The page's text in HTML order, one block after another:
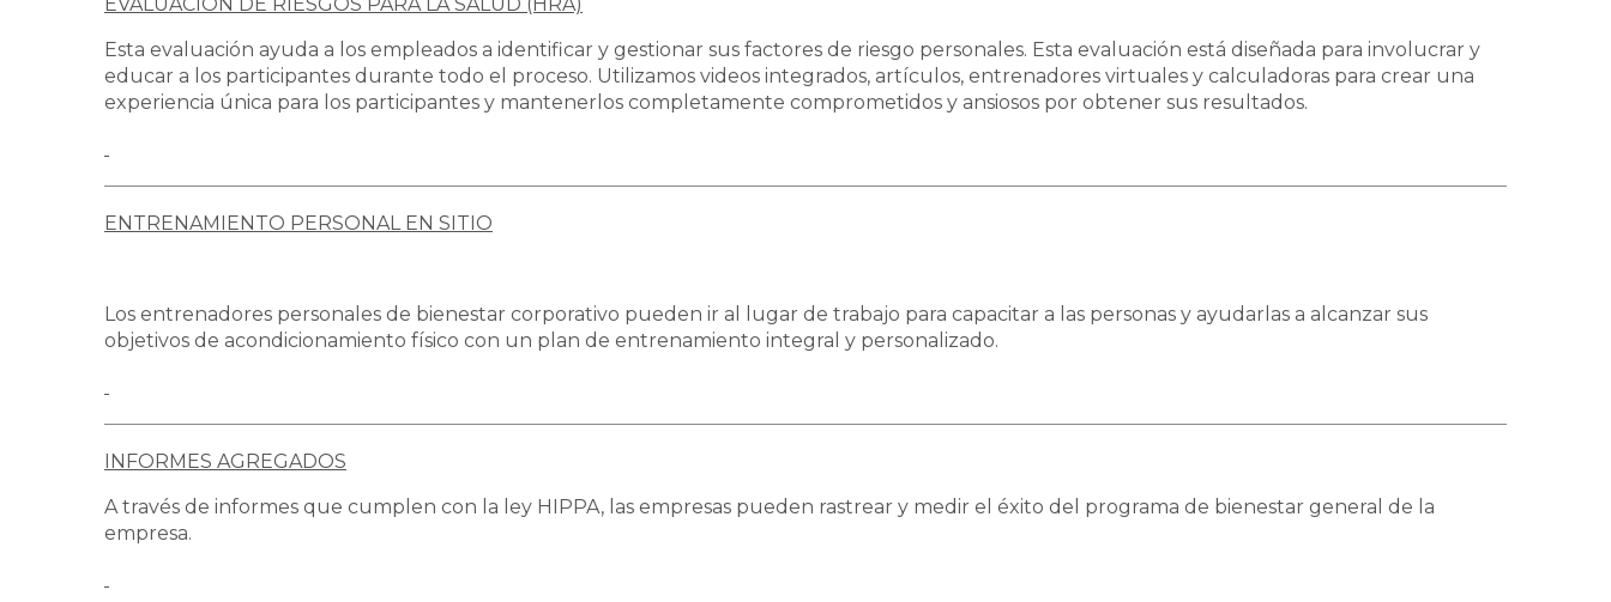
Esta evaluación ayuda a los empleados a identificar y gestionar sus factores de riesgo personales. Esta evaluación está diseñada para involucrar y
educar a los participantes durante todo el proceso. Utilizamos videos integrados, artículos, entrenadores virtuales y calculadoras para crear una
experiencia única para los participantes y mantenerlos completamente comprometidos y ansiosos por obtener sus resultados.
ENTRENAMIENTO PERSONAL EN SITIO
Los entrenadores personales de bienestar corporativo pueden ir al lugar de trabajo para capacitar a las personas y ayudarlas a alcanzar sus
objetivos de acondicionamiento físico con un plan de entrenamiento integral y personalizado.
INFORMES AGREGADOS
A través de informes que cumplen con la ley HIPPA, las empresas pueden rastrear y medir el éxito del programa de bienestar general de la
empresa.